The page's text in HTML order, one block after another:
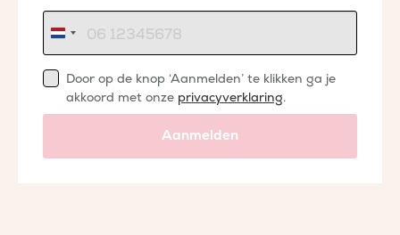
Nederland
+31
Door op de knop ‘Aanmelden’ te klikken ga je
akkoord met onze privacyverklaring.
Aanmelden